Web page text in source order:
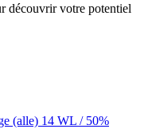
découvrir votre potentiel
(alle) 14 WL / 50%